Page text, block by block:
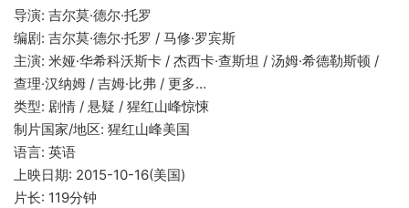
导演: 吉尔莫·德尔·托罗
编剧: 吉尔莫·德尔·托罗 / 马修·罗宾斯
主演: 米娅·华希科沃斯卡 / 杰西卡·查斯坦 / 汤姆·希德勒斯顿 /
查理·汉纳姆 / 吉姆·比弗 / 更多…
类型: 剧情 / 悬疑 / 猩红山峰惊悚
制片国家/地区: 猩红山峰美国
语言: 英语
上映日期: 2015-10-16(美国)
片长: 119分钟